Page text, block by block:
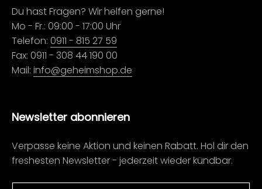
Du hast Fragen? Wir helfen gerne!
Mo - Fr.: 09:00 - 17:00 Uhr
Telefon: 0911 - 815 27 59
Fax: 0911 - 308 44 190 00
Mail: info@geheimshop.de
Newsletter abonnieren
Verpasse keine Aktion und keinen Rabatt. Hol dir den
freshesten Newsletter - jederzeit wieder kündbar.